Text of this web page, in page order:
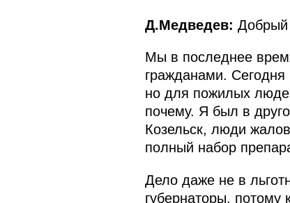
Д.Медведев: Добрый
Мы в последнее
гражданами. Сегодня
но для пожилых
почему. Я был в
Козельск, люди
полный набор
Дело даже не в
губернаторы, потому